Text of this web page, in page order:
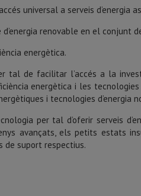
universal a serveis d’energia
renovable en el con­junt
energètica.
tal de facilitar l’accés a la
energètica i les
i tecnologies d’energia
per tal d’oferir serveis
avançats, els petits estats
de suport respectius.